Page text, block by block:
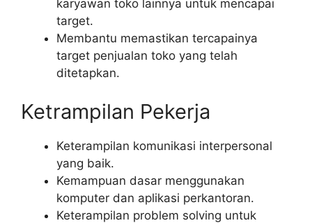
karyawan toko lainnya untuk mencapai
target.
Membantu memastikan tercapainya
target penjualan toko yang telah
ditetapkan.
Ketrampilan Pekerja
Keterampilan komunikasi interpersonal
yang baik.
Kemampuan dasar menggunakan
komputer dan aplikasi perkantoran.
Keterampilan problem solving untuk